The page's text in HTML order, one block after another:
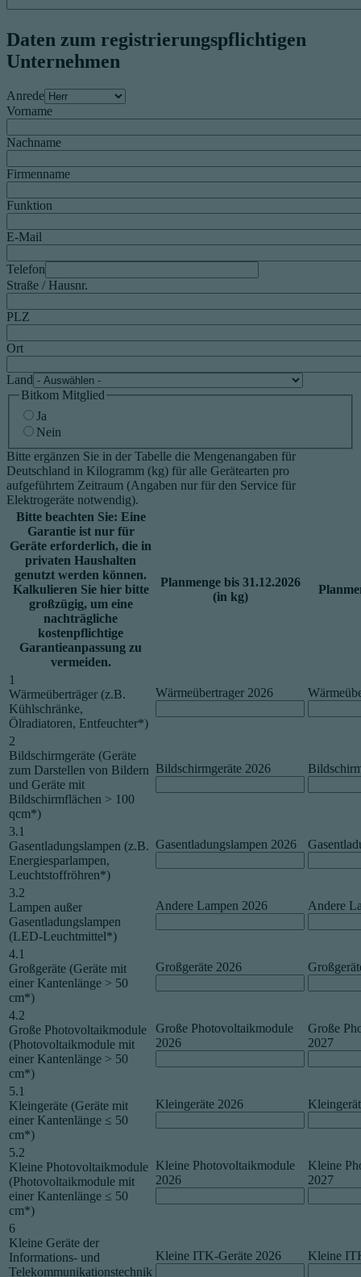
Daten zum registrierungspflichtigen
Unternehmen
Anrede
Vorname
Nachname
Firmenname
Funktion
E-Mail
Telefon
Straße / Hausnr.
PLZ
Ort
Land
Bitkom Mitglied
Ja
Nein
Bitte ergänzen Sie in der Tabelle die Mengenangaben für
Deutschland in Kilogramm (kg) für alle Gerätearten pro
aufgeführtem Zeitraum (Angaben nur für den Service für
Elektrogeräte notwendig).
Bitte beachten Sie: Eine
Garantie ist nur für
Geräte erforderlich, die in
privaten Haushalten
genutzt werden können.
Kalkulieren Sie hier bitte
großzügig, um eine
nachträgliche
kostenpflichtige
Garantieanpassung zu
vermeiden.
Planmenge bis 31.12.2026
(in kg)
1
Wärmeüberträger (z.B.
Kühlschränke,
Ölradiatoren, Entfeuchter*)
Wärmeübertrager 2026
2
Bildschirmgeräte (Geräte
zum Darstellen von Bildern
und Geräte mit
Bildschirmflächen > 100
qcm*)
Bildschirmgeräte 2026
3.1
Gasentladungslampen (z.B.
Energiesparlampen,
Leuchtstoffröhren*)
Gasentladungslampen 2026
3.2
Lampen außer
Gasentladungslampen
(LED-Leuchtmittel*)
Andere Lampen 2026 Andere
4.1
Großgeräte (Geräte mit
einer Kantenlänge > 50
cm*)
Großgeräte 2026
4.2
Große Photovoltaikmodule
(Photovoltaikmodule mit
einer Kantenlänge > 50
cm*)
Große Photovoltaikmodule
2026
Große
2027
5.1
Kleingeräte (Geräte mit
einer Kantenlänge ≤ 50
cm*)
Kleingeräte 2026
5.2
Kleine Photovoltaikmodule
(Photovoltaikmodule mit
einer Kantenlänge ≤ 50
cm*)
Kleine Photovoltaikmodule
2026
Kleine
2027
6
Kleine Geräte der
Informations- und
Telekommunikationstechnik
Kleine ITK-Geräte 2026 Kleine